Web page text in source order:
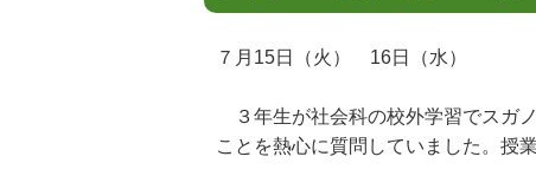
７月15日（火） 16日（水）
３年生が社会科の校外学習でスガ
ことを熱心に質問していました。授